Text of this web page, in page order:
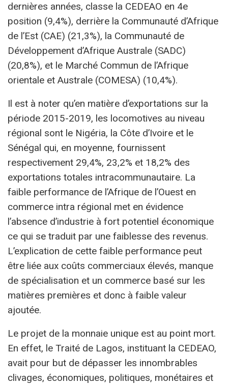
dernières années, classe la CEDEAO en 4e
position (9,4%), derrière la Communauté d’Afrique
de l’Est (CAE) (21,3%), la Communauté de
Développement d’Afrique Australe (SADC)
(20,8%), et le Marché Commun de l’Afrique
orientale et Australe (COMESA) (10,4%).
Il est à noter qu’en matière d’exportations sur la
période 2015-2019, les locomotives au niveau
régional sont le Nigéria, la Côte d’Ivoire et le
Sénégal qui, en moyenne, fournissent
respectivement 29,4%, 23,2% et 18,2% des
exportations totales intracommunautaire. La
faible performance de l’Afrique de l’Ouest en
commerce intra régional met en évidence
l’absence d’industrie à fort potentiel économique
ce qui se traduit par une faiblesse des revenus.
L’explication de cette faible performance peut
être liée aux coûts commerciaux élevés, manque
de spécialisation et un commerce basé sur les
matières premières et donc à faible valeur
ajoutée.
Le projet de la monnaie unique est au point mort.
En effet, le Traité de Lagos, instituant la CEDEAO,
avait pour but de dépasser les innombrables
clivages, économiques, politiques, monétaires et